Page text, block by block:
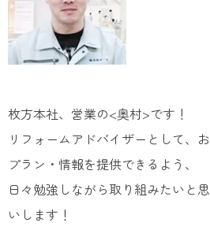
枚方本社、営業の<奥村>です！
リフォームアドバイザーとして、
プラン・情報を提供できるよう、
日々勉強しながら取り組みたいと
いします！